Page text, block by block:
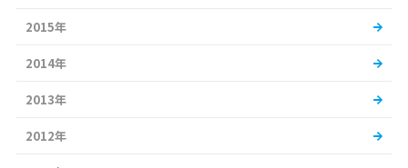
2015年
2014年
2013年
2012年